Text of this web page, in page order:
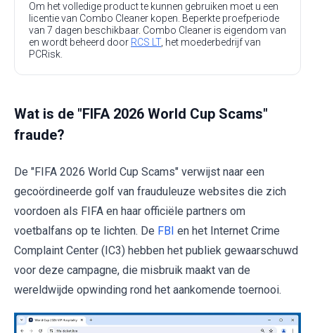
Om het volledige product te kunnen gebruiken moet u een
licentie van Combo Cleaner kopen. Beperkte proefperiode
van 7 dagen beschikbaar. Combo Cleaner is eigendom van
en wordt beheerd door RCS LT, het moederbedrijf van
PCRisk.
Wat is de "FIFA 2026 World Cup Scams"
fraude?
De "FIFA 2026 World Cup Scams" verwijst naar een
gecoördineerde golf van frauduleuze websites die zich
voordoen als FIFA en haar officiële partners om
voetbalfans op te lichten. De FBI en het Internet Crime
Complaint Center (IC3) hebben het publiek gewaarschuwd
voor deze campagne, die misbruik maakt van de
wereldwijde opwinding rond het aankomende toernooi.